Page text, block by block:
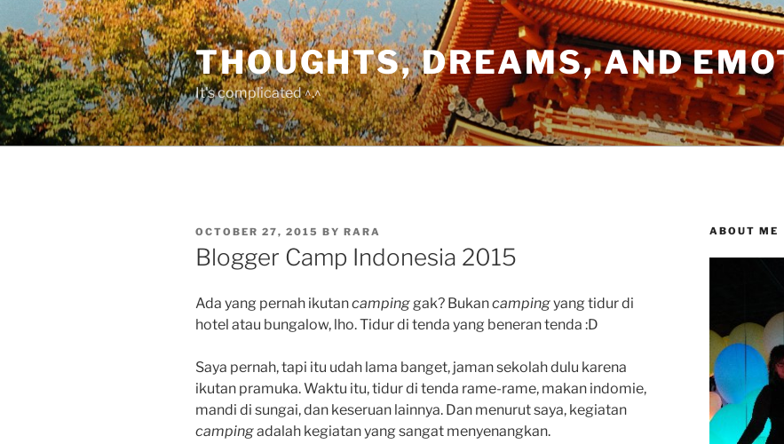
to
content
THOUGHTS, DREAMS, AND
It's complicated ^.^
POSTED
ON
OCTOBER 27, 2015 BY RARA
Blogger Camp Indonesia 2015
Ada yang pernah ikutancampinggak? Bukancampingyang tidur di
hotel atau bungalow, lho. Tidur di tenda yang beneran tenda :D
Saya pernah, tapi itu udah lama banget, jaman sekolah dulu karena
ikutan pramuka. Waktu itu, tidur di tenda rame-rame, makan indomie,
mandi di sungai, dan keseruan lainnya. Dan menurut saya, kegiatan
campingadalah kegiatan yang sangat menyenangkan.
ABOUT ME